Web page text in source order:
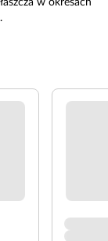
w okresach